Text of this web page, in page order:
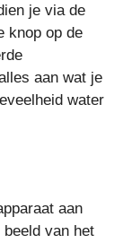
je via de
knop op de
aan wat je
water
aan
van het